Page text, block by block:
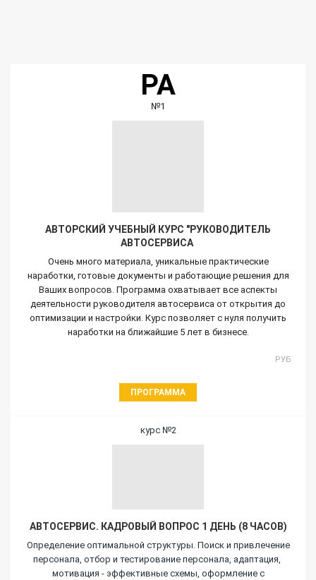
РА
№1
АВТОРСКИЙ УЧЕБНЫЙ КУРС "РУКОВОДИТЕЛЬ
АВТОСЕРВИСА
Очень много материала, уникальные практические
наработки, готовые документы и работающие решения для
Ваших вопросов. Программа охватывает все аспекты
деятельности руководителя автосервиса от открытия до
оптимизации и настройки. Курс позволяет с нуля получить
наработки на ближайшие 5 лет в бизнесе.
РУБ
ПРОГРАММА
курс №2
АВТОСЕРВИС. КАДРОВЫЙ ВОПРОС 1 ДЕНЬ (8 ЧАСОВ)
Определение оптимальной структуры. Поиск и привлечение
персонала, отбор и тестирование персонала, адаптация,
мотивация - эффективные схемы, оформление с